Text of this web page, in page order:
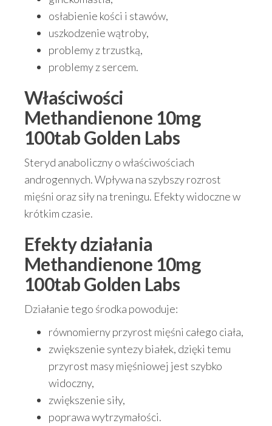
osłabienie kości i stawów,
uszkodzenie wątroby,
problemy z trzustką,
problemy z sercem.
Właściwości
Methandienone 10mg
100tab Golden Labs
Steryd anaboliczny o właściwościach
androgennych. Wpływa na szybszy rozrost
mięśni oraz siły na treningu. Efekty widoczne w
krótkim czasie.
Efekty działania
Methandienone 10mg
100tab Golden Labs
Działanie tego środka powoduje:
równomierny przyrost mięśni całego ciała,
zwiększenie syntezy białek, dzięki temu
przyrost masy mięśniowej jest szybko
widoczny,
zwiększenie siły,
poprawa wytrzymałości.